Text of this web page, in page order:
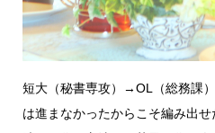
短大（秘書専攻）→OL（総務課
は進まなかったからこそ編み出